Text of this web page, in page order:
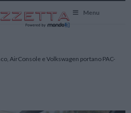
Menu
AirConsole e Volkswagen portano PAC-